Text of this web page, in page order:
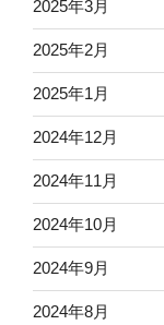
2025年3月
2025年2月
2025年1月
2024年12月
2024年11月
2024年10月
2024年9月
2024年8月